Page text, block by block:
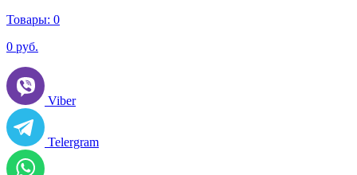
Товары: 0
0 руб.
Viber
Telergram